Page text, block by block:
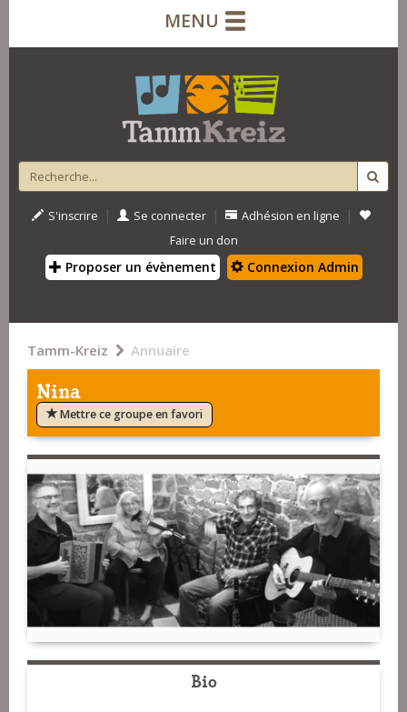
MENU
S'inscrire | Se connecter | Adhésion en ligne |
Faire un don
Proposer un évènement Connexion Admin
Tamm-Kreiz Annuaire
Nina
Mettre ce groupe en favori
Bio